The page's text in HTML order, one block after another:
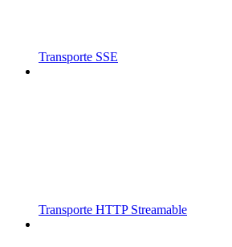
Transporte SSE
Transporte HTTP Streamable